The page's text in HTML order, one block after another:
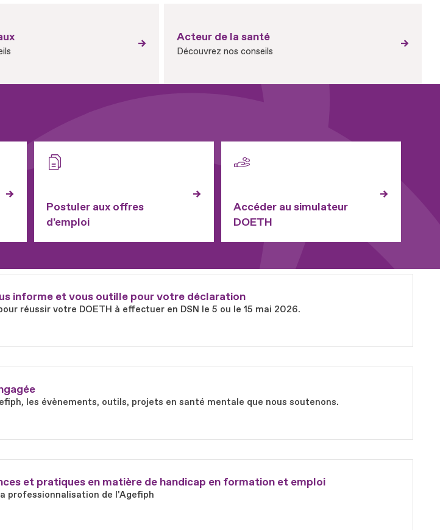
Acteur de la santé
Découvrez nos conseils
Postuler aux offres
d'emploi
Accéder au simulateur
DOETH
informe et vous outille pour votre déclaration
réussir votre DOETH à effectuer en DSN le 5 ou le 15 mai 2026.
les évènements, outils, projets en santé mentale que nous soutenons.
et pratiques en matière de handicap en formation et emploi
professionnalisation de l'Agefiph